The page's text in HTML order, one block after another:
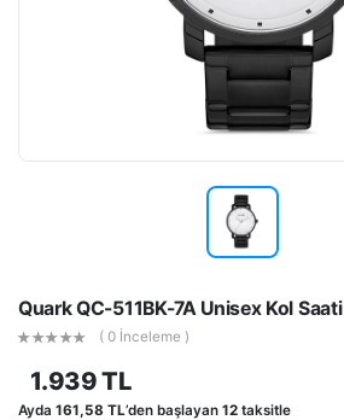
Quark QC-511BK-7A Unisex Kol Saati
( 0 İnceleme )
1.939 TL
Ayda 161,58 TL’den başlayan 12 taksitle